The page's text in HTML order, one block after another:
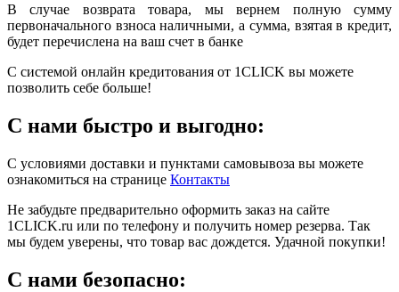
В случае возврата товара, мы вернем полную сумму
первоначального взноса наличными, а сумма, взятая в кредит,
будет перечислена на ваш счет в банке
С системой онлайн кредитования от 1CLICK вы можете
позволить себе больше!
С нами быстро и выгодно:
С условиями доставки и пунктами самовывоза вы можете
ознакомиться на странице Контакты
Не забудьте предварительно оформить заказ на сайте
1CLICK.ru или по телефону и получить номер резерва. Так
мы будем уверены, что товар вас дождется. Удачной покупки!
С нами безопасно: